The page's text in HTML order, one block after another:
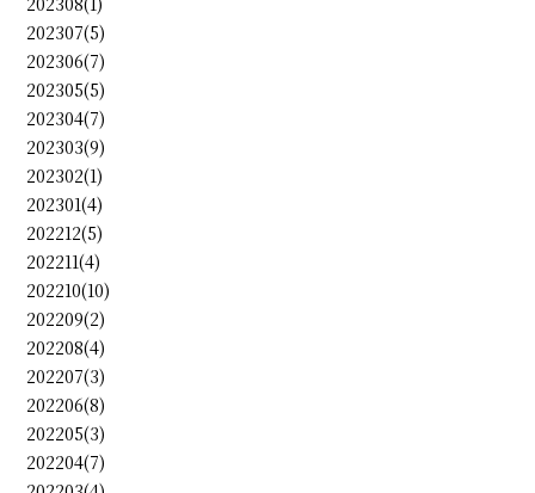
202307(5)
202306(7)
202305(5)
202304(7)
202303(9)
202302(1)
202301(4)
202212(5)
202211(4)
202210(10)
202209(2)
202208(4)
202207(3)
202206(8)
202205(3)
202204(7)